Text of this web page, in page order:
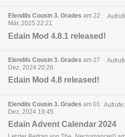
Elendils Cousin 3. Grades am 22
Mär, 2025 22:21
Edain Mod 4.8.1 released!
Elendils Cousin 3. Grades am 27
Dez, 2024 20:26
Edain Mod 4.8 released!
Elendils Cousin 3. Grades am 01
Dez, 2024 19:45
Edain Advent Calendar 2024